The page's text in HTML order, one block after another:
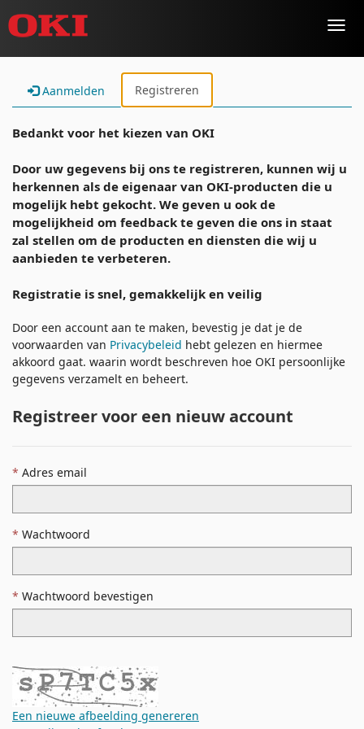
Aanmelden Registreren
Bedankt voor het kiezen van OKI
Door uw gegevens bij ons te registreren, kunnen wij u
herkennen als de eigenaar van OKI-producten die u
mogelijk hebt gekocht. We geven u ook de
mogelijkheid om feedback te geven die ons in staat
zal stellen om de producten en diensten die wij u
aanbieden te verbeteren.
Registratie is snel, gemakkelijk en veilig
Door een account aan te maken, bevestig je dat je de
voorwaarden van Privacybeleid hebt gelezen en hiermee
akkoord gaat. waarin wordt beschreven hoe OKI persoonlijke
gegevens verzamelt en beheert.
Registreer voor een nieuw account
Adres email
Wachtwoord
Wachtwoord bevestigen
Een nieuwe afbeelding genereren